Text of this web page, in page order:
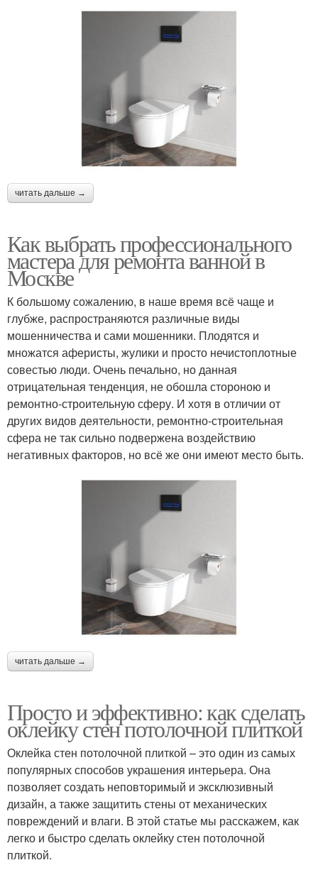
читать дальше →
Как выбрать профессионального
мастера для ремонта ванной в
Москве
К большому сожалению, в наше время всё чаще и
глубже, распространяются различные виды
мошенничества и сами мошенники. Плодятся и
множатся аферисты, жулики и просто нечистоплотные
совестью люди. Очень печально, но данная
отрицательная тенденция, не обошла стороною и
ремонтно-строительную сферу. И хотя в отличии от
других видов деятельности, ремонтно-строительная
сфера не так сильно подвержена воздействию
негативных факторов, но всё же они имеют место быть.
читать дальше →
Просто и эффективно: как сделать
оклейку стен потолочной плиткой
Оклейка стен потолочной плиткой – это один из самых
популярных способов украшения интерьера. Она
позволяет создать неповторимый и эксклюзивный
дизайн, а также защитить стены от механических
повреждений и влаги. В этой статье мы расскажем, как
легко и быстро сделать оклейку стен потолочной
плиткой.